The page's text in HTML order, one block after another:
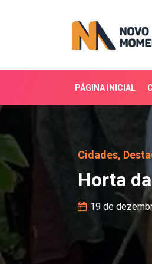
PÁGINA INICIAL
Horta da
Cidades,
Horta
19 de